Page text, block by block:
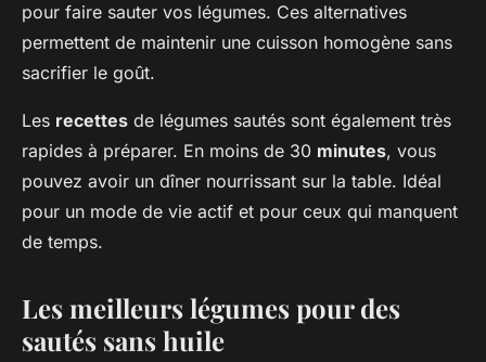
pour faire sauter vos légumes. Ces alternatives
permettent de maintenir une cuisson homogène sans
sacrifier le goût.
Les recettes de légumes sautés sont également très
rapides à préparer. En moins de 30 minutes, vous
pouvez avoir un dîner nourrissant sur la table. Idéal
pour un mode de vie actif et pour ceux qui manquent
de temps.
Les meilleurs légumes pour des
sautés sans huile